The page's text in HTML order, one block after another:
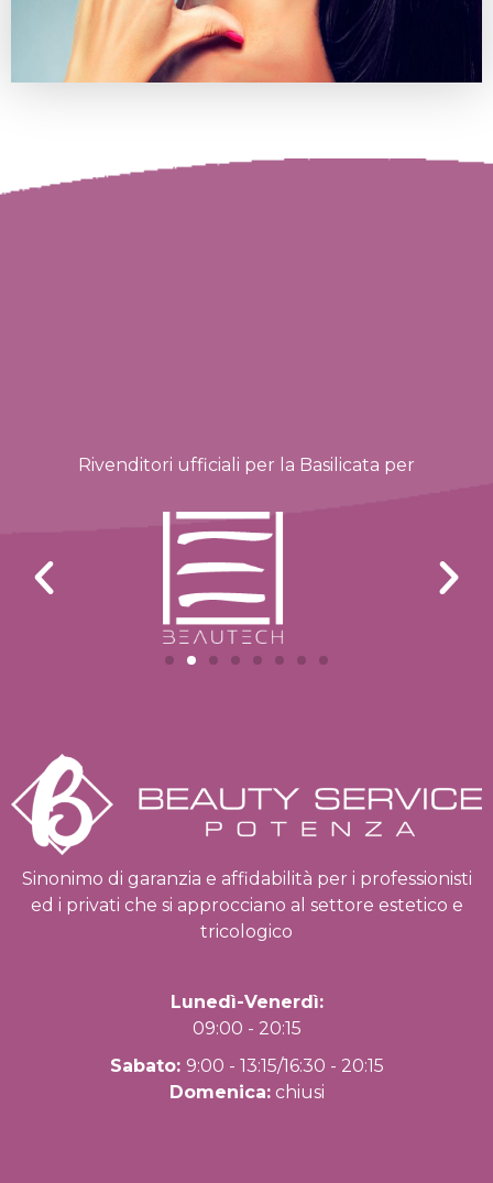
Rivenditori ufficiali per la Basilicata per
Sinonimo di garanzia e affidabilità per i professionisti
ed i privati che si approcciano al settore estetico e
tricologico
Lunedì-Venerdì:
09:00 - 20:15
Sabato: 9:00 - 13:15/16:30 - 20:15
Domenica:chiusi